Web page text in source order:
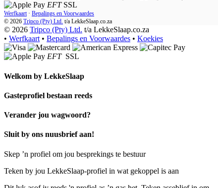
EFT SSL
Werfkaart · Bepalings en Voorwaardes
© 2026 Tripco (Pty) Ltd. t/a LekkeSlaap.co.za
© 2026 Tripco (Pty) Ltd. t/a LekkeSlaap.co.za
• Werfkaart • Bepalings en Voorwaardes • Koekies
EFT SSL
Welkom by LekkeSlaap
Gasteprofiel bestaan ​​reeds
Verander jou wagwoord?
Sluit by ons nuusbrief aan!
Skep ’n profiel om jou besprekings te bestuur
Teken by jou LekkeSlaap-profiel in wat gekoppel is aan